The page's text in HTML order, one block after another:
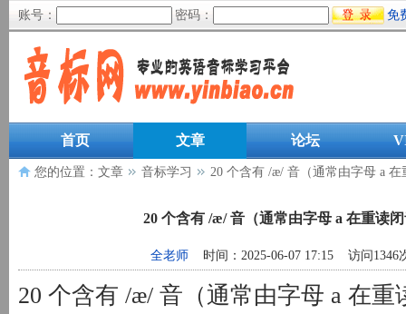
账号： 密码： 免
首页 文章 论坛
您的位置： 文章 音标学习 20 个含有 /æ/ 音（通常由字母 a
20 个含有 /æ/ 音（通常由字母 a 在重读
全老师 时间：2025-06-07 17:15 访问1346
20 个含有 /æ/ 音（通常由字母 a 在